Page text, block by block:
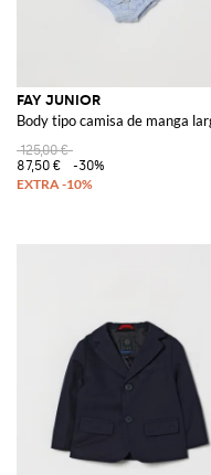
FAY JUNIOR
Body tipo camisa de manga
125,00 €
87,50 €
-30%